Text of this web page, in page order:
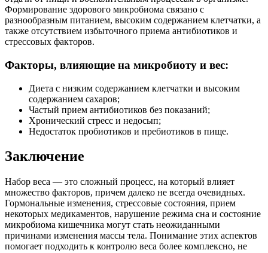
Формирование здорового микробиома связано с
разнообразным питанием, высоким содержанием клетчатки, а
также отсутствием избыточного приема антибиотиков и
стрессовых факторов.
Факторы, влияющие на микробиоту и вес:
Диета с низким содержанием клетчатки и высоким
содержанием сахаров;
Частый прием антибиотиков без показаний;
Хронический стресс и недосып;
Недостаток пробиотиков и пребиотиков в пище.
Заключение
Набор веса — это сложный процесс, на который влияет
множество факторов, причем далеко не всегда очевидных.
Гормональные изменения, стрессовые состояния, прием
некоторых медикаментов, нарушение режима сна и состояние
микробиома кишечника могут стать неожиданными
причинами изменения массы тела. Понимание этих аспектов
помогает подходить к контролю веса более комплексно, не